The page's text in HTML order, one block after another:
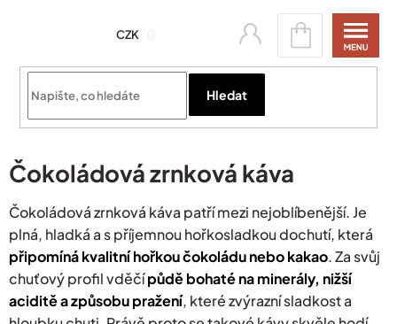
CZK
Hledat
Nákupní
košík
Čokoládová zrnková káva
Čokoládová zrnková káva patří mezi nejoblíbenější. Je
plná, hladká a s příjemnou hořkosladkou dochutí, která
připomíná kvalitní hořkou čokoládu nebo kakao. Za svůj
chuťový profil vděčípůdě bohaté na minerály, nižší
aciditě a způsobu pražení, které zvýrazní sladkost a